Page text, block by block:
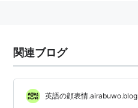
関連ブログ
英語の顔表情.airabuwo.blog